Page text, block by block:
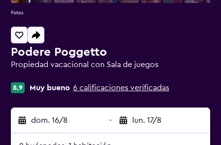
Podere Poggetto
Propiedad vacacional con Sala de juegos
8,9 Muy bueno 6 calificaciones verificadas
dom. 16/8 - lun. 17/8
Fotos